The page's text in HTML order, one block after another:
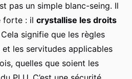
pas un simple blanc-seing. Il
forte : il crystallise les droits
signifie que les règles
et les servitudes applicables
quelles que soient les